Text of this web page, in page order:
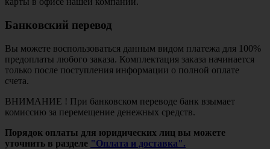
Банковский перевод
Вы можете воспользоваться данным видом платежа для 100%
предоплаты любого заказа. Комплектация заказа начинается
только после поступления информации о полной оплате
счета.
ВНИМАНИЕ ! При банковском переводе банк взымает
комиссию за перемещение денежных средств.
Порядок оплаты для юридических лиц вы можете
уточнить в разделе "Оплата и доставка".